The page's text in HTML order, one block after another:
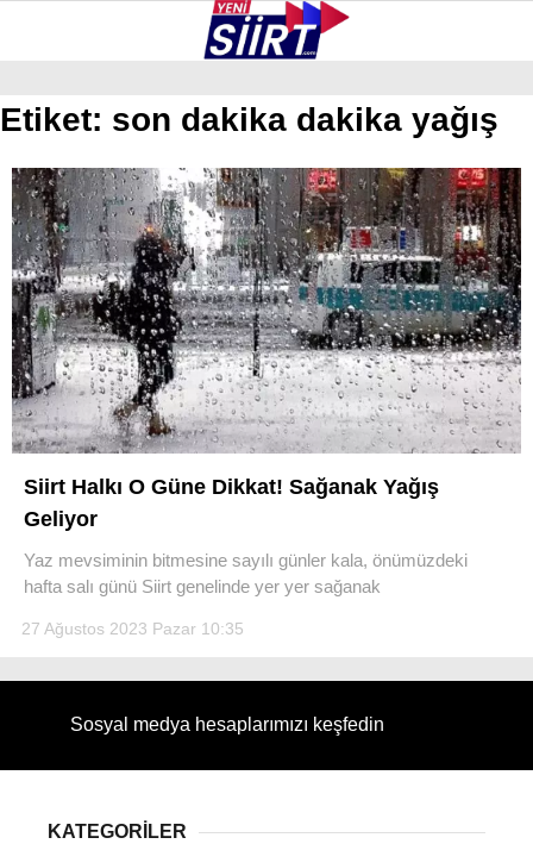
GALERİ VİDEO YAZARLAR
KURTALAN
ERUH
BAYKAN
PERVARI
ŞIRVAN
TILLO
GÜNDEM
NÖBETÇI ECZANELER
Etiket: son dakika dakika yağış
Siirt Halkı O Güne Dikkat! Sağanak Yağış
Geliyor
Yaz mevsiminin bitmesine sayılı günler kala, önümüzdeki
hafta salı günü Siirt genelinde yer yer sağanak
27 Ağustos 2023 Pazar 10:35
Sosyal medya hesaplarımızı keşfedin
KATEGORİLER